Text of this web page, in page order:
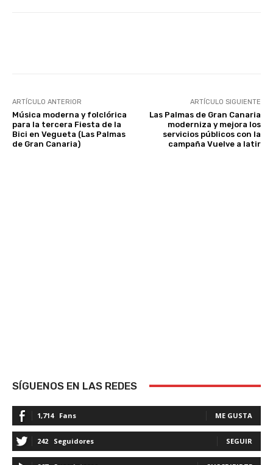
ARTÍCULO ANTERIOR
Música moderna y folclórica
para la tercera Fiesta de la
Bici en Vegueta (Las Palmas
de Gran Canaria)
ARTÍCULO SIGUIENTE
Las Palmas de Gran Canaria
moderniza y mejora los
servicios públicos con la
campaña Vuelve a latir
SÍGUENOS EN LAS REDES
1,714 Fans ME GUSTA
242 Seguidores SEGUIR